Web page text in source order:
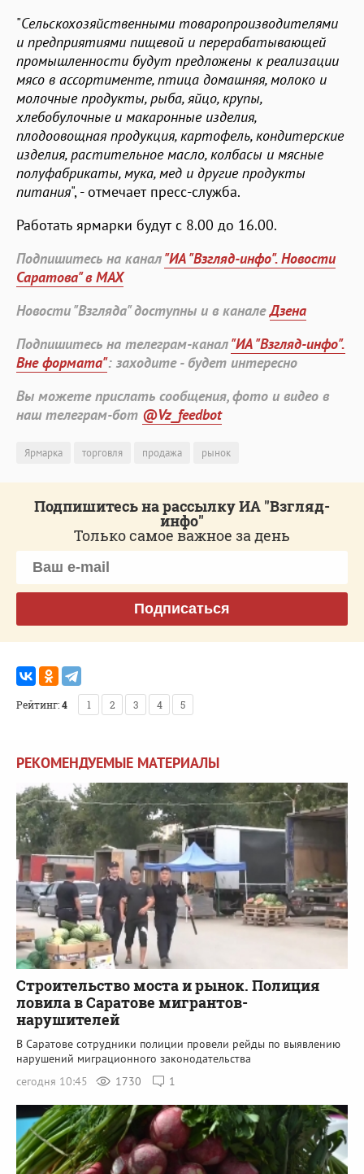
"Сельскохозяйственными товаропроизводителями
и предприятиями пищевой и перерабатывающей
промышленности будут предложены к реализации
мясо в ассортименте, птица домашняя, молоко и
молочные продукты, рыба, яйцо, крупы,
хлебобулочные и макаронные изделия,
плодоовощная продукция, картофель, кондитерские
изделия, растительное масло, колбасы и мясные
полуфабрикаты, мука, мед и другие продукты
питания", - отмечает пресс-служба.
Работать ярмарки будут с 8.00 до 16.00.
Подпишитесь на канал"ИА "Взгляд-инфо". Новости
Саратова" в MAX
Новости "Взгляда" доступны и в каналеДзена
Подпишитесь на телеграм-канал"ИА "Взгляд-инфо".
Вне формата": заходите - будет интересно
Вы можете прислать сообщения, фото и видео в
наш телеграм-бот @Vz_feedbot
Ярмарка торговля продажа рынок
Подпишитесь на рассылку ИА "Взгляд-
инфо"
Только самое важное за день
Подписаться
Рейтинг:4 1 2 3 4 5
РЕКОМЕНДУЕМЫЕ МАТЕРИАЛЫ
Строительство моста и рынок. Полиция
ловила в Саратове мигрантов-
нарушителей
В Саратове сотрудники полиции провели рейды по выявлению
нарушений миграционного законодательства
сегодня 10:45
1730 1